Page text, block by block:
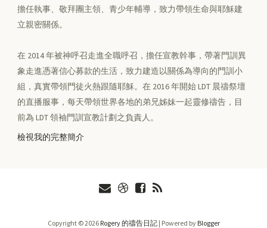
擔任執事、敬拜團主領、青少年輔導，致力帶領生命與耶穌建
立親密關係。
在 2014 年被神呼召走進全職呼召，擔任宣教幹事，帶著門訓異
象走進憑著信心募款的生活，致力建造以關係為導向的門訓小
組，真實帶領門徒火熱跟隨耶穌。在 2016 年開始 LDT 晨禱祭壇
的直播服事，每天帶領世界各地的弟兄姊妹一起靈修禱告，目
前為 LDT 領袖門訓宣教計劃之負責人。
檢視我的完整簡介
Copyright ©2026 Rogery 的禱告日記| Powered by Blogger